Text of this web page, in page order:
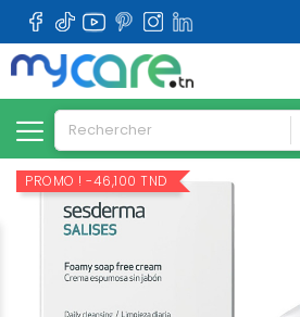
PROMO ! -46,100 TND